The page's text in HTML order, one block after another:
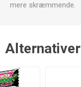
mere skræmmende.
Alternativer